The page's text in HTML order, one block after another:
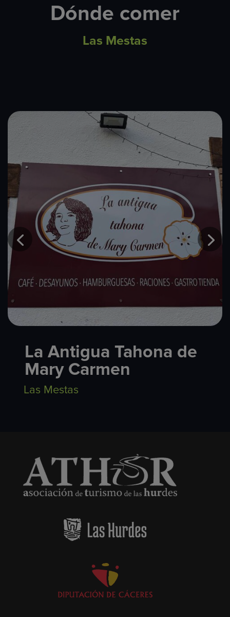
Dónde comer
Las Mestas
La Antigua Tahona de
Mary Carmen
Las Mestas